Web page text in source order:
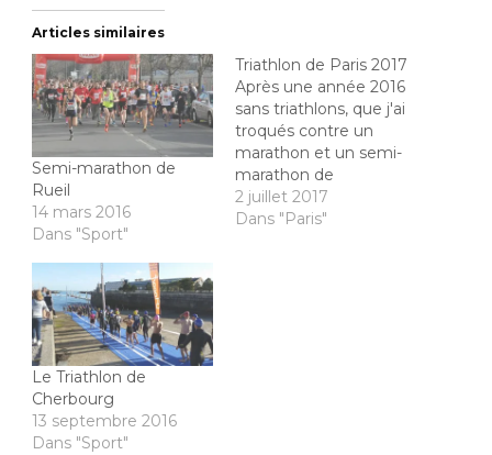
Articles similaires
Semi-marathon de
Rueil
14 mars 2016
Dans "Sport"
Triathlon de Paris 2017
Après une année 2016
sans triathlons, que j'ai
troqués contre un
marathon et un semi-
marathon de
préparation, je reprends
mon triple-sport de
2 juillet 2017
Dans "Paris"
Le Triathlon de
Cherbourg
13 septembre 2016
Dans "Sport"